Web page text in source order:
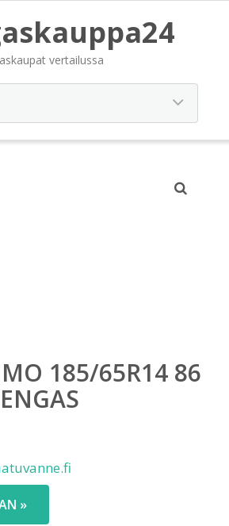
vertailussa
185/65R14 86
»